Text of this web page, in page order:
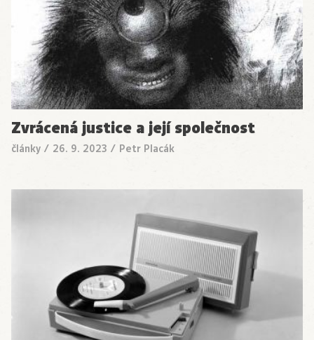
Zvrácená justice a její společnost
články / 26. 9. 2023 / Petr Placák